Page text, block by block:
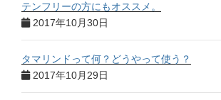
テンフリーの方にもオススメ。
2017年10月30日
タマリンドって何？どうやって使う？
2017年10月29日